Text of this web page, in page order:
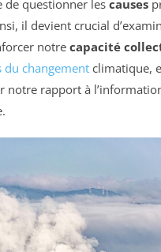
questionner les causes
il devient crucial
notre capacité
du changement climatique,
notre rapport à